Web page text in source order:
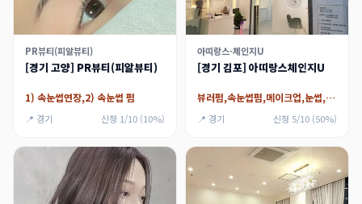
PR뷰티(피알뷰티)
[경기 고양] PR뷰티(피알뷰티)
1) 속눈썹연장,2) 속눈썹 펌
📍 경기 신청 1/10 (10%)
아띠랑스-체인지U
[경기 김포] 아띠랑스체인지U
뷰러펌,속눈썹펌,메이크업,눈썹,아이라인
📍 경기 신청 5/10 (50%)